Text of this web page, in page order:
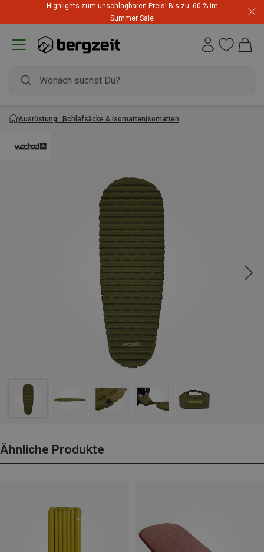
Highlights zum unschlagbaren Preis! Bis zu -60 % im
Summer Sale
Ausrüstung Schlafsäcke & IsomattenIsomatten
Ähnliche Produkte